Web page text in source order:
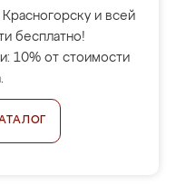
и всей
бесплатно!
10% от стоимости